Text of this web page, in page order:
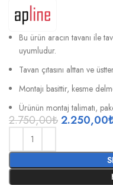
Bu ürün aracın tavanı ile
uyumludur.
Tavan çıtasını alttan ve
Montajı basittir, kesme
Ürünün montaj talimatı,
2.750,00₺2.250,00